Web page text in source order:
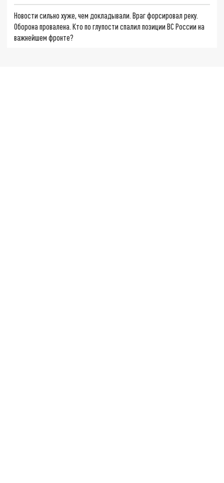
Новости сильно хуже, чем докладывали. Враг форсировал реку.
Оборона провалена. Кто по глупости спалил позиции ВС России на
важнейшем фронте?